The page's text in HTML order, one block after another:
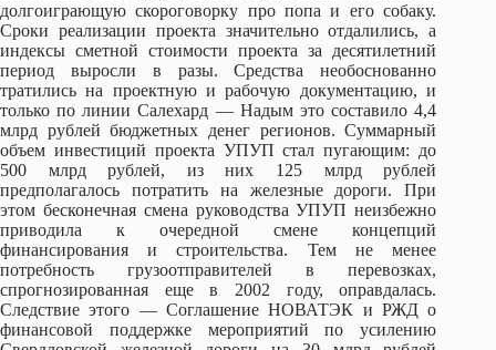
долгоиграющую скороговорку про попа и его собаку.
Сроки реализации проекта значительно отдалились, а
индексы сметной стоимости проекта за десятилетний
период выросли в разы. Средства необоснованно
тратились на проектную и рабочую документацию, и
только по линии Салехард — Надым это составило 4,4
млрд рублей бюджетных денег регионов. Суммарный
объем инвестиций проекта УПУП стал пугающим: до
500 млрд рублей, из них 125 млрд рублей
предполагалось потратить на железные дороги. При
этом бесконечная смена руководства УПУП неизбежно
приводила к очередной смене концепций
финансирования и строительства. Тем не менее
потребность грузоотправителей в перевозках,
спрогнозированная еще в 2002 году, оправдалась.
Следствие этого — Соглашение НОВАТЭК и РЖД о
финансовой поддержке мероприятий по усилению